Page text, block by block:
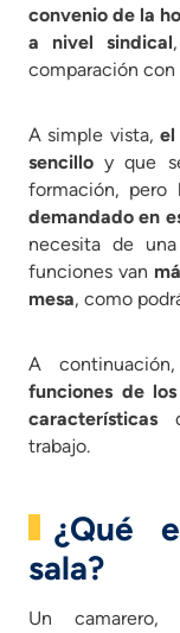
convenio de la
a nivel sindical
comparación
A simple vista,el
sencillo y que
formación, pero
demandado en
necesita de
funciones van
mesa, como
A
funciones de
características
trabajo.
¿Qué
sala?
Un camarero,